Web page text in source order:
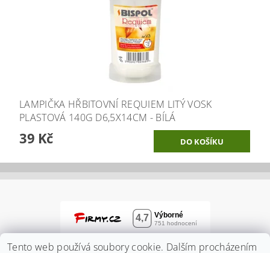
LAMPIČKA HŘBITOVNÍ REQUIEM LITÝ VOSK
PLASTOVÁ 140G D6,5X14CM - BÍLÁ
39 Kč
Tento web používá soubory cookie. Dalším procházením